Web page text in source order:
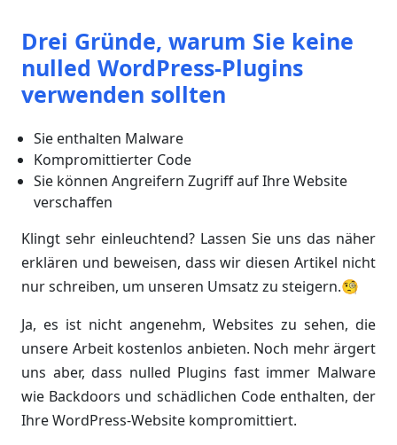
Drei Gründe, warum Sie keine
nulled WordPress-Plugins
verwenden sollten
Sie enthalten Malware
Kompromittierter Code
Sie können Angreifern Zugriff auf Ihre Website
verschaffen
Klingt sehr einleuchtend? Lassen Sie uns das näher
erklären und beweisen, dass wir diesen Artikel nicht
nur schreiben, um unseren Umsatz zu steigern.🧐
Ja, es ist nicht angenehm, Websites zu sehen, die
unsere Arbeit kostenlos anbieten. Noch mehr ärgert
uns aber, dass nulled Plugins fast immer Malware
wie Backdoors und schädlichen Code enthalten, der
Ihre WordPress-Website kompromittiert.